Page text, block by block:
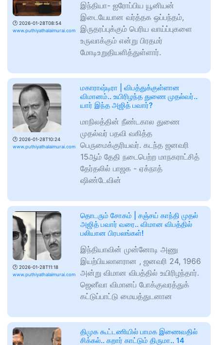
🕑 2026-01-28T08:54
www.puthiyathalaimurai.com
இந்தியா- ஐரோப்பிய யூனியன்
இடையேயான வர்த்தக ஒப்பந்தம்,
இருதரப்புக்கும் பெரிய வாய்ப்புகளை
உருவாக்கும் என்று பிரதமர்
மோடிஉறுதியளித்துள்ளார்.
🕑 2026-01-28T10:24
www.puthiyathalaimurai.com
மகாராஷ்டிரா | விபத்துக்குள்ளான
விமானம்.. உயிரிழந்த துணை முதல்வர்..
யார் இந்த அஜித் பவார்?
மாநிலத்தின் நீண்டகால துணை
முதல்வர் பதவி வகித்த
பெருமைக்குரியவர். கடந்த ஜனவரி
15ஆம் தேதி நடைபெற்ற மாநகராட்சித்
தேர்தலில் பாஜக - ஏக்நாத்
ஷிண்டேவின்
🕑 2026-01-28T11:18
www.puthiyathalaimurai.com
தொடரும் சோகம் | சஞ்சய் காந்தி முதல்
அஜித் பவார் வரை.. விமான விபத்தில்
பலியான பிரபலங்கள்!
இந்தியாவின் முன்னோடி அணு
இயற்பியலாளரான , ஜனவரி 24, 1966
அன்று விமான விபத்தில் உயிரிழந்தார்.
ஜெனீவா விமானப் போக்குவரத்துக்
கட்டுப்பாட்டு மையத்துடனான
திமுக கூட்டணியில் பாமக இணைவதில்
சிக்கல்.. கறார் காட்டும் திருமா.. 14